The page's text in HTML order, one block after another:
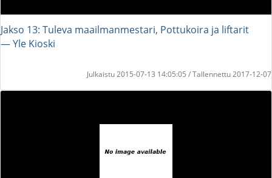
Jakso 13: Tuleva maailmanmestari, Pottukoira ja liftarit
― Yle Kioski
Julkaistu 2015-07-13 14:05:05 / Tallennettu 2017-12-07